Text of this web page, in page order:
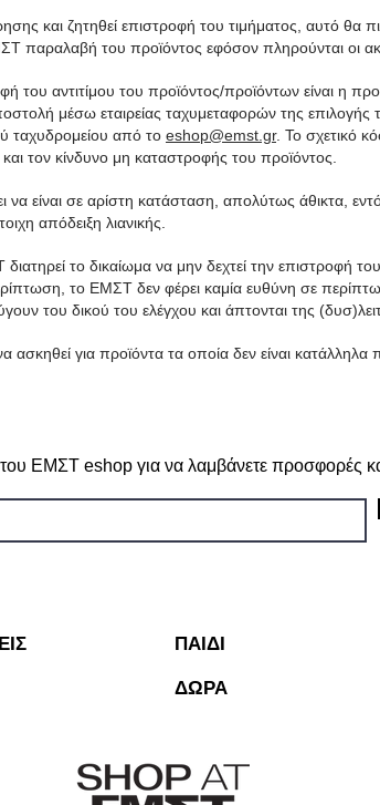
και ζητηθεί επιστροφή του τιμήματος, αυτό θα
παραλαβή του προϊόντος εφόσον πληρούνται οι
του αντιτίμου του προϊόντος/προϊόντων είναι η
μέσω εταιρείας ταχυμεταφορών της επιλογής
ταχυδρομείου από το eshop@emst.gr. Το σχετικό
τον κίνδυνο μη καταστροφής του προϊόντος.
είναι σε αρίστη κατάσταση, απολύτως άθικτα,
απόδειξη λιανικής.
το δικαίωμα να μην δεχτεί την επιστροφή
το ΕΜΣΤ δεν φέρει καμία ευθύνη σε
του δικού του ελέγχου και άπτονται της
για προϊόντα τα οποία δεν είναι κατάλληλα
ΕΜΣΤ eshop για να λαμβάνετε προσφορές
ΠΑΙΔΙ
ΔΩΡΑ